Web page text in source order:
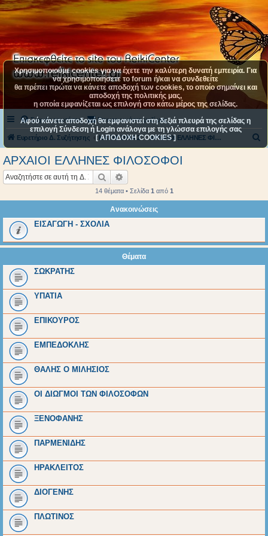
Συχνές ερωτήσεις Επικοινωνήστε μαζί μας
Ευρετήριο Δ. Συζήτησης ΚΑΤΗΓΟΡΙΑ 2 ΑΡΧΑΙΟΙ EΛΛΗΝΕΣ ΦΙΛΟΣΟΦΟΙ
ΑΡΧΑΙΟΙ EΛΛΗΝΕΣ ΦΙΛΟΣΟΦΟΙ
Αναζήτηση
14 θέματα • Σελίδα 1 από 1
Ανακοινώσεις
ΕΙΣΑΓΩΓΗ - ΣΧΟΛΙΑ
Θέματα
ΣΩΚΡΑΤΗΣ
ΥΠΑΤΙΑ
ΕΠΙΚΟΥΡΟΣ
ΕΜΠΕΔΟΚΛΗΣ
ΘΑΛΗΣ Ο ΜΙΛΗΣΙΟΣ
ΟΙ ΔΙΩΓΜΟΙ ΤΩΝ ΦΙΛΟΣΟΦΩΝ
ΞΕΝΟΦΑΝΗΣ
ΠΑΡΜΕΝΙΔΗΣ
ΗΡΑΚΛΕΙΤΟΣ
ΔΙΟΓΕΝΗΣ
ΠΛΩΤΙΝΟΣ
Χρησιμοποιούμε cookies για να έχετε την καλύτερη δυνατή εμπειρία. Για
να χρησιμοποιήσετε το forum ή/και να συνδεθείτε
θα πρέπει πρώτα να κάνετε αποδοχή των cookies, το οποίο σημαίνει και
αποδοχή της πολιτικής μας,
η οποία εμφανίζεται ως επιλογή στο κάτω μέρος της σελίδας.
Αφού κάνετε αποδοχή θα εμφανιστεί στη δεξιά πλευρά της σελίδας η
επιλογή Σύνδεση ή Login ανάλογα με τη γλώσσα επιλογής σας
[ ΑΠΟΔΟΧΗ COOKIES ]